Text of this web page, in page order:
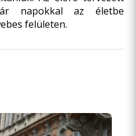
napokkal az életbe
felületen.